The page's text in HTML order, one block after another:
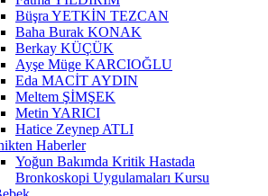
Büşra YETKİN TEZCAN
Baha Burak KONAK
Berkay KÜÇÜK
Ayşe Müge KARCIOĞLU
Eda MACİT AYDIN
Meltem ŞİMŞEK
Metin YARICI
Hatice Zeynep ATLI
Haberler
Yoğun Bakımda Kritik Hastada
Bronkoskopi Uygulamaları Kursu